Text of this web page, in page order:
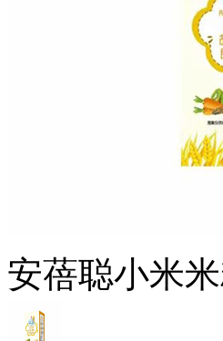
安蓓聪小米